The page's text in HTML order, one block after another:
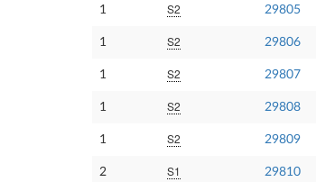
1 S2 29805
1 S2 29806
1 S2 29807
1 S2 29808
1 S2 29809
2 S1 29810